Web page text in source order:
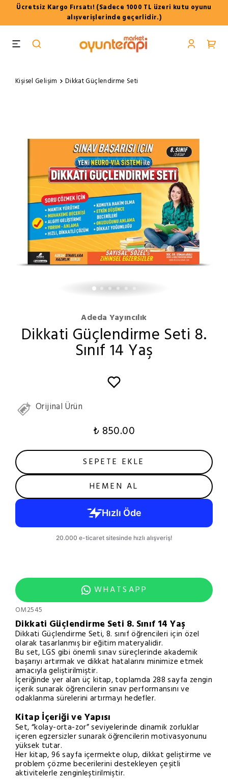
Ücretsiz Kargo Fırsatı! (Sadece 1000 TL üzeri kutu oyunu
alışverişlerinde geçerlidir.)
Kişisel Gelişim Dikkat Güçlendirme Seti
Adeda Yayıncılık
Dikkati Güçlendirme Seti 8.
Sınıf 14 Yaş
Orijinal Ürün
₺ 850.00
SEPETE EKLE
HEMEN AL
WHATSAPP
OM2545
Dikkati Güçlendirme Seti 8. Sınıf 14 Yaş
Dikkati Güçlendirme Seti, 8. sınıf öğrencileri için özel
olarak tasarlanmış bir eğitim materyalidir.
Bu set, LGS gibi önemli sınav süreçlerinde akademik
başarıyı artırmak ve dikkat hatalarını minimize etmek
amacıyla geliştirilmiştir.
İçeriğinde yer alan üç kitap, toplamda 288 sayfa zengin
içerik sunarak öğrencilerin sınav performansını ve
odaklanma sürelerini artırmayı hedefler.
Kitap İçeriği ve Yapısı
Set, “kolay-orta-zor” seviyelerinde dinamik zorluklar
içeren egzersizler sunarak öğrencilerin motivasyonunu
yüksek tutar.
Her kitap, 96 sayfa içermekte olup, dikkat geliştirme ve
problem çözme becerilerini destekleyen çeşitli
aktivitelerle zenginleştirilmiştir.